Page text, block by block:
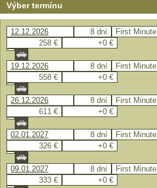
Výber termínu
12.12.2026 8 dní
First Minute
258 €
+0 €
19.12.2026 8 dní
First Minute
558 €
+0 €
26.12.2026 8 dní
First Minute
611 €
+0 €
02.01.2027 8 dní
First Minute
326 €
+0 €
09.01.2027 8 dní
First Minute
333 €
+0 €